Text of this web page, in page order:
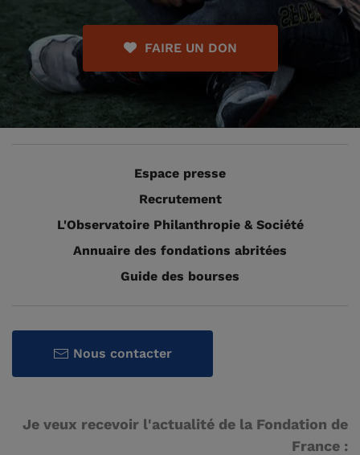
FAIRE UN DON
Espace presse
Recrutement
L'Observatoire Philanthropie & Société
Annuaire des fondations abritées
Guide des bourses
Nous contacter
Je veux recevoir l'actualité de la Fondation de
France :